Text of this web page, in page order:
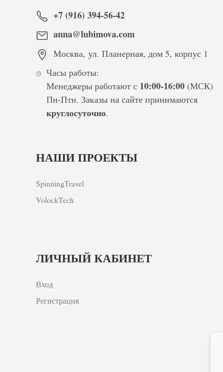
+7 (916) 394-56-42
anna@lubimova.com
Москва, ул. Планерная, дом 5, корпус 1
Часы работы:
Менеджеры работают с 10:00-16:00 (МСК)
Пн-Птн. Заказы на сайте принимаются
круглосуточно.
НАШИ ПРОЕКТЫ
SpinningTravel
VolockTech
ЛИЧНЫЙ КАБИНЕТ
Вход
Регистрация